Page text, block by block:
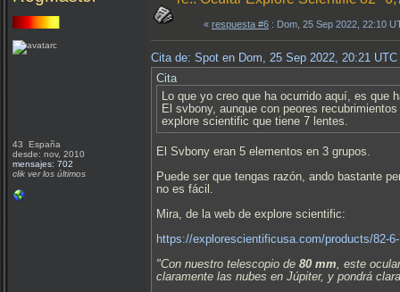
43 España
desde: nov, 2010
mensajes: 702
clik ver los últimos
« respuesta #6 : Dom, 25 Sep 2022, 22:10
Cita de: Spot en Dom, 25 Sep 2022, 20:21 UTC
Cita
Lo que yo creo que ha ocurrido aquí, es que
El svbony, aunque con peores
explore scientific que tiene 7 lentes.
El Svbony eran 5 elementos en 3 grupos.
Puede ser que tengas razón, ando bastante
no es fácil.
Mira, de la web de explore scientific:
https://explorescientificusa.com/products/82-
"Con nuestro telescopio de 80 mm, este
claramente las nubes en Júpiter, y pondrá